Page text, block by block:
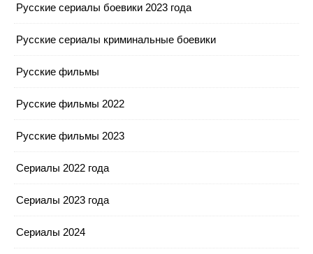
Русские сериалы боевики 2023 года
Русские сериалы криминальные боевики
Русские фильмы
Русские фильмы 2022
Русские фильмы 2023
Сериалы 2022 года
Сериалы 2023 года
Сериалы 2024